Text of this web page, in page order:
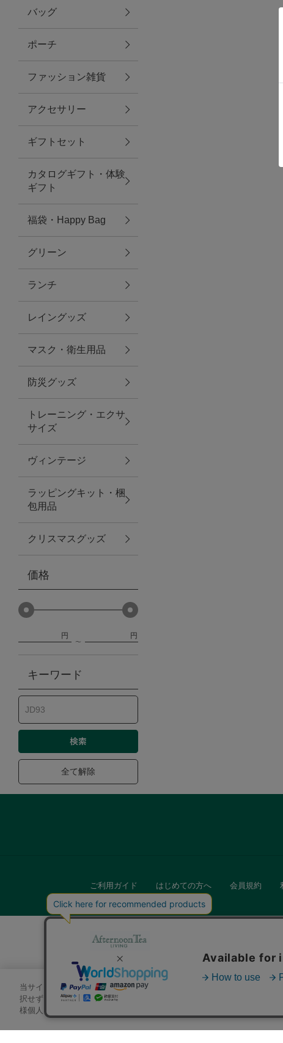
グリーン
バス＆ビューティー
バス＆ビューティー
タオル
ウエア＆バッグ
ウエア
レイングッズ
アクセサリー
ファッション雑貨
ファッショングッズ
スマホケース・アクセサリー
ポーチ
ステーショナリー
その他
紅茶・フード
防災グッズ・非常食
トレーニング
ヴィンテージ
バッグ
ポーチ
ファッション雑貨
アクセサリー
ギフトセット
カタログギフト・体験
ギフト
福袋・Happy Bag
グリーン
ランチ
レイングッズ
マスク・衛生用品
防災グッズ
トレーニング・エクサ
サイズ
ヴィンテージ
ラッピングキット・梱
包用品
クリスマスグッズ
価格
円 円
キーワード
全て解除
ご利用ガイド はじめての方へ 会員規約
当サイトでは、サイトの利便性向上のためにクッキーを使用いたします
択せずにページを移動した場合、クッキーの使用に同意したことになり
様個人を特定できる情報」は一切含まれておりません。詳細は